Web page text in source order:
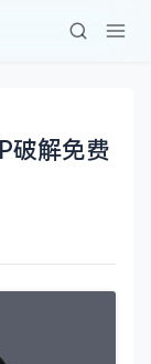
破解免费